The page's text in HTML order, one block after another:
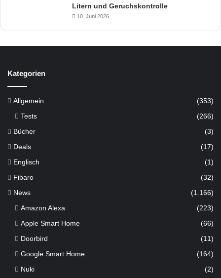
Litern und Geruchskontrolle
10. Juni 2026
Kategorien
Allgemein (353)
Tests (266)
Bücher (3)
Deals (17)
Englisch (1)
Fibaro (32)
News (1.166)
Amazon Alexa
(223)
Apple Smart Home
(66)
Doorbird
(11)
Google Smart Home
(164)
Nuki
(2)